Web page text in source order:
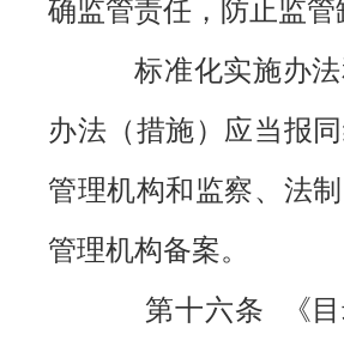
确监管责任，防止监管
标准化实施办法
办法（措施）应当报同
管理机构和监察、法
管理机构备案。
第十六条 《目